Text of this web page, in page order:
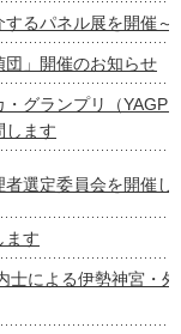
るパネル展を開催～
」開催のお知らせ
グランプリ（YAGP
します
選定委員会を開催し
ます
士による伊勢神宮・